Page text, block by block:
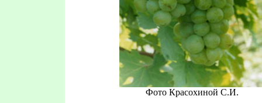
Фото Красохиной С.И.